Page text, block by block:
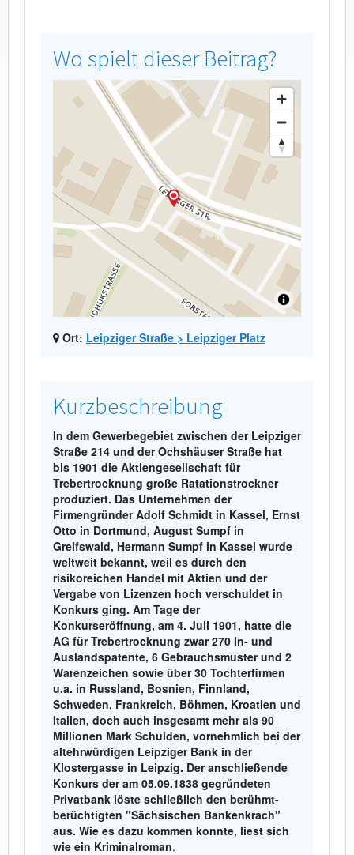
Wo spielt dieser Beitrag?
Ort: Leipziger Straße > Leipziger Platz
Kurzbeschreibung
In dem Gewerbegebiet zwischen der Leipziger
Straße 214 und der Ochshäuser Straße hat
bis 1901 die Aktiengesellschaft für
Trebertrocknung große Ratationstrockner
produziert. Das Unternehmen der
Firmengründer Adolf Schmidt in Kassel, Ernst
Otto in Dortmund, August Sumpf in
Greifswald, Hermann Sumpf in Kassel wurde
weltweit bekannt, weil es durch den
risikoreichen Handel mit Aktien und der
Vergabe von Lizenzen hoch verschuldet in
Konkurs ging. Am Tage der
Konkurseröffnung, am 4. Juli 1901, hatte die
AG für Trebertrocknung zwar 270 In- und
Auslandspatente, 6 Gebrauchsmuster und 2
Warenzeichen sowie über 30 Tochterfirmen
u.a. in Russland, Bosnien, Finnland,
Schweden, Frankreich, Böhmen, Kroatien und
Italien, doch auch insgesamt mehr als 90
Millionen Mark Schulden, vornehmlich bei der
altehrwürdigen Leipziger Bank in der
Klostergasse in Leipzig. Der anschließende
Konkurs der am 05.09.1838 gegründeten
Privatbank löste schließlich den berühmt-
berüchtigten "Sächsischen Bankenkrach"
aus. Wie es dazu kommen konnte, liest sich
wie ein Kriminalroman.